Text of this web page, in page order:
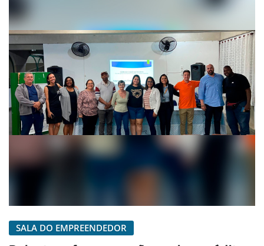
SALA DO EMPREENDEDOR